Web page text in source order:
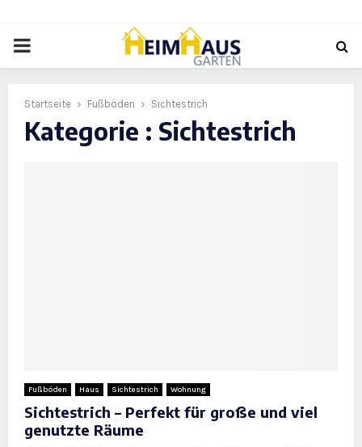
PRIMARY
Startseite Fußböden Sichtestrich
Kategorie : Sichtestrich
Fußböden Haus Sichtestrich Wohnung
Sichtestrich – Perfekt für große und viel
genutzte Räume